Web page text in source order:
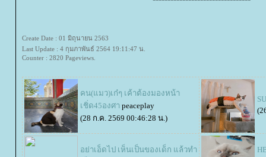
Create Date : 01 มิถุนายน 2563
Last Update : 4 กุมภาพันธ์ 2564 19:11:47 น.
Counter : 2820 Pageviews.
คน(แมว)เก๋ๆ เค้าต้องมองหน้า
เชิ่ด45องศา peaceplay
(28 ก.ค. 2569 00:46:28 น.)
อย่าเอ็ดไป เห็นเป็นของเด็ก แล้วทำ